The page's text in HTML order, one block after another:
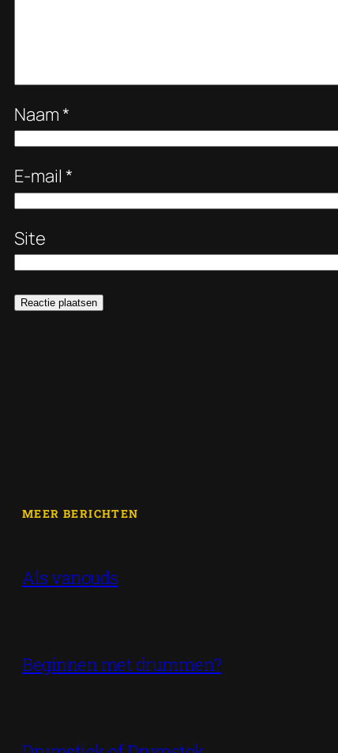
Naam*
E-mail *
Site
MEER BERICHTEN
Als vanouds
Beginnen met drummen?